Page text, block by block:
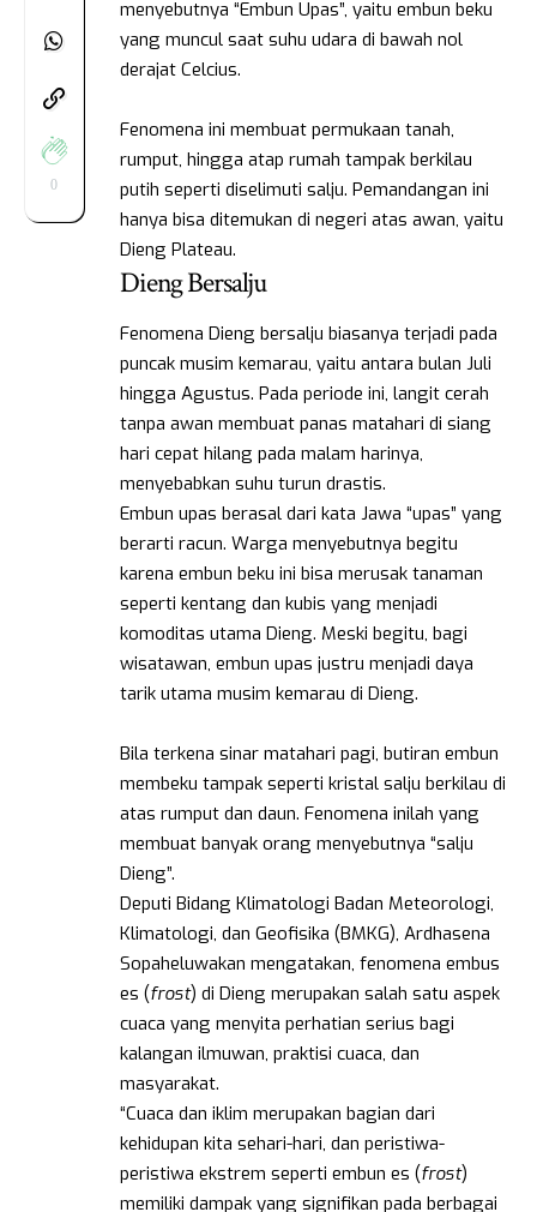
0
menyebutnya “Embun Upas”, yaitu embun beku
yang muncul saat suhu udara di bawah nol
derajat Celcius.
Fenomena ini membuat permukaan tanah,
rumput, hingga atap rumah tampak berkilau
putih seperti diselimuti salju. Pemandangan ini
hanya bisa ditemukan di negeri atas awan, yaitu
Dieng Plateau.
Dieng Bersalju
Fenomena Dieng bersalju biasanya terjadi pada
puncak musim kemarau, yaitu antara bulan Juli
hingga Agustus. Pada periode ini, langit cerah
tanpa awan membuat panas matahari di siang
hari cepat hilang pada malam harinya,
menyebabkan suhu turun drastis.
Embun upas berasal dari kata Jawa “upas” yang
berarti racun. Warga menyebutnya begitu
karena embun beku ini bisa merusak tanaman
seperti kentang dan kubis yang menjadi
komoditas utama Dieng. Meski begitu, bagi
wisatawan, embun upas justru menjadi daya
tarik utama musim kemarau di Dieng.
Bila terkena sinar matahari pagi, butiran embun
membeku tampak seperti kristal salju berkilau di
atas rumput dan daun. Fenomena inilah yang
membuat banyak orang menyebutnya “salju
Dieng”.
Deputi Bidang Klimatologi Badan Meteorologi,
Klimatologi, dan Geofisika (BMKG), Ardhasena
Sopaheluwakan mengatakan, fenomena embus
es (frost) di Dieng merupakan salah satu aspek
cuaca yang menyita perhatian serius bagi
kalangan ilmuwan, praktisi cuaca, dan
masyarakat.
“Cuaca dan iklim merupakan bagian dari
kehidupan kita sehari-hari, dan peristiwa-
peristiwa ekstrem seperti embun es (frost)
memiliki dampak yang signifikan pada berbagai